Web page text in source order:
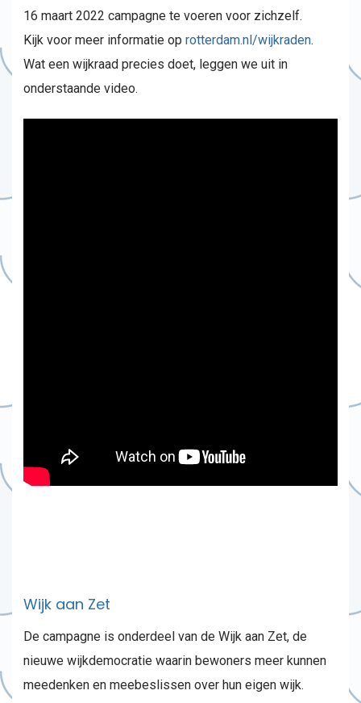
16 maart 2022 campagne te voeren voor zichzelf.
Kijk voor meer informatie op rotterdam.nl/wijkraden.
Wat een wijkraad precies doet, leggen we uit in
onderstaande video.
Wijk aan Zet
De campagne is onderdeel van de Wijk aan Zet, de
nieuwe wijkdemocratie waarin bewoners meer kunnen
meedenken en meebeslissen over hun eigen wijk.